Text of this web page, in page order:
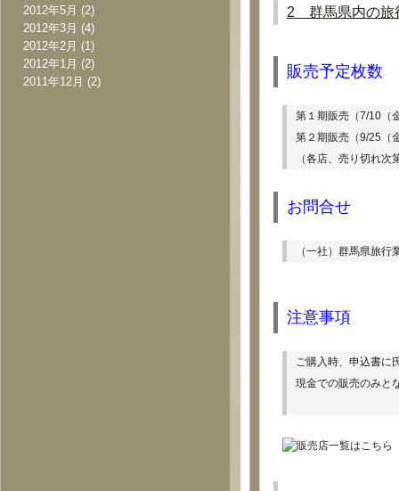
2 群馬県内の旅
販売予定枚数
第１期販売（7/10（
第２期販売（9/25（
（各店、売り切れ次
お問合せ
（一社）群馬県旅行
注意事項
ご購入時、申込書に
現金での販売のみと
2012年5月 (2)
2012年3月 (4)
2012年2月 (1)
2012年1月 (2)
2011年12月 (2)